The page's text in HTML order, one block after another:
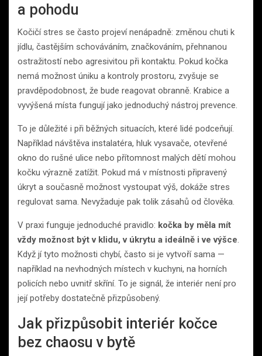
a pohodu
Kočičí stres se často projeví nenápadně: změnou chuti k
jídlu, častějším schováváním, značkováním, přehnanou
ostražitostí nebo agresivitou při kontaktu. Pokud kočka
nemá možnost úniku a kontroly prostoru, zvyšuje se
pravděpodobnost, že bude reagovat obranně. Krabice a
vyvýšená místa fungují jako jednoduchý nástroj prevence.
To je důležité i při běžných situacích, které lidé podceňují.
Například návštěva instalatéra, hluk vysavače, otevřené
okno do rušné ulice nebo přítomnost malých dětí mohou
kočku výrazně zatížit. Pokud má v místnosti připravený
úkryt a současně možnost vystoupat výš, dokáže stres
regulovat sama. Nevyžaduje pak tolik zásahů od člověka.
V praxi funguje jednoduché pravidlo: kočka by měla mít
vždy možnost být v klidu, v úkrytu a ideálně i ve výšce
Když jí tyto možnosti chybí, často si je vytvoří sama —
například na nevhodných místech v kuchyni, na horních
policích nebo uvnitř skříní. To je signál, že interiér není pro
její potřeby dostatečně přizpůsobený.
Jak přizpůsobit interiér kočce
bez chaosu v bytě